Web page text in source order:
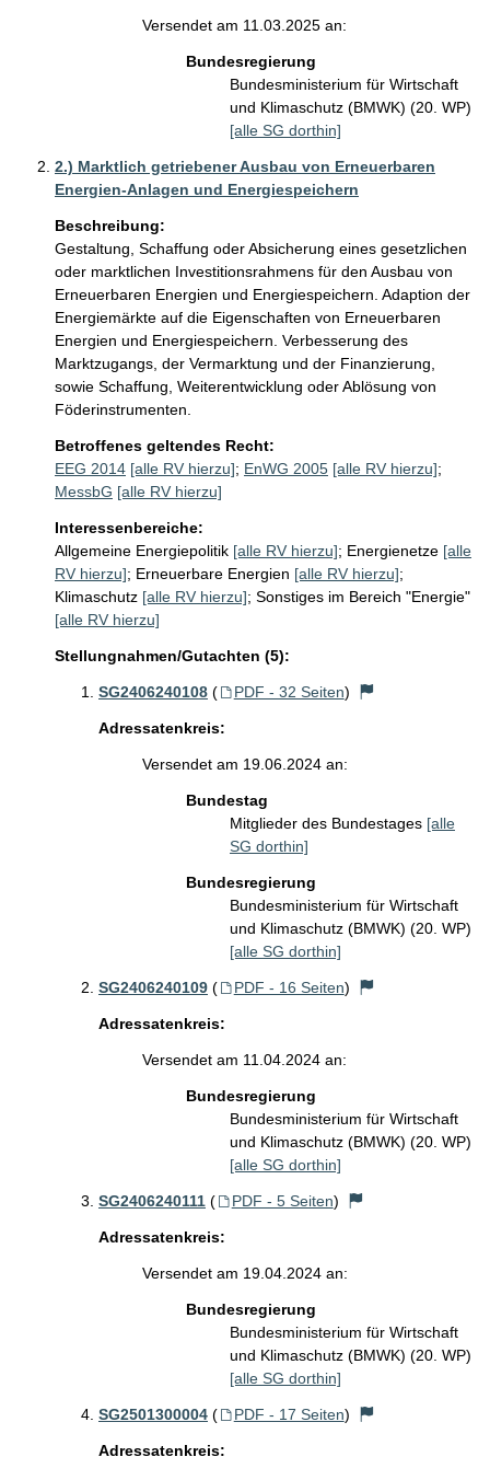
Versendet am 11.03.2025 an:
Bundesregierung
Bundesministerium für Wirtschaft
und Klimaschutz (BMWK) (20. WP)
[alle SG dorthin]
2.) Marktlich getriebener Ausbau von Erneuerbaren
Energien-Anlagen und Energiespeichern
Beschreibung:
Gestaltung, Schaffung oder Absicherung eines gesetzlichen
oder marktlichen Investitionsrahmens für den Ausbau von
Erneuerbaren Energien und Energiespeichern. Adaption der
Energiemärkte auf die Eigenschaften von Erneuerbaren
Energien und Energiespeichern. Verbesserung des
Marktzugangs, der Vermarktung und der Finanzierung,
sowie Schaffung, Weiterentwicklung oder Ablösung von
Föderinstrumenten.
Betroffenes geltendes Recht:
EEG 2014 [alle RV hierzu]; EnWG 2005 [alle RV hierzu];
MessbG [alle RV hierzu]
Interessenbereiche:
Allgemeine Energiepolitik [alle RV hierzu]; Energienetze [alle
RV hierzu]; Erneuerbare Energien [alle RV hierzu];
Klimaschutz [alle RV hierzu]; Sonstiges im Bereich "Energie"
[alle RV hierzu]
Stellungnahmen/Gutachten (5):
SG2406240108 ( PDF - 32 Seiten)
Adressatenkreis:
Versendet am 19.06.2024 an:
Bundestag
Mitglieder des Bundestages [alle
SG dorthin]
Bundesregierung
Bundesministerium für Wirtschaft
und Klimaschutz (BMWK) (20. WP)
[alle SG dorthin]
SG2406240109 ( PDF - 16 Seiten)
Adressatenkreis:
Versendet am 11.04.2024 an:
Bundesregierung
Bundesministerium für Wirtschaft
und Klimaschutz (BMWK) (20. WP)
[alle SG dorthin]
SG2406240111 ( PDF - 5 Seiten)
Adressatenkreis:
Versendet am 19.04.2024 an:
Bundesregierung
Bundesministerium für Wirtschaft
und Klimaschutz (BMWK) (20. WP)
[alle SG dorthin]
SG2501300004 ( PDF - 17 Seiten)
Adressatenkreis: